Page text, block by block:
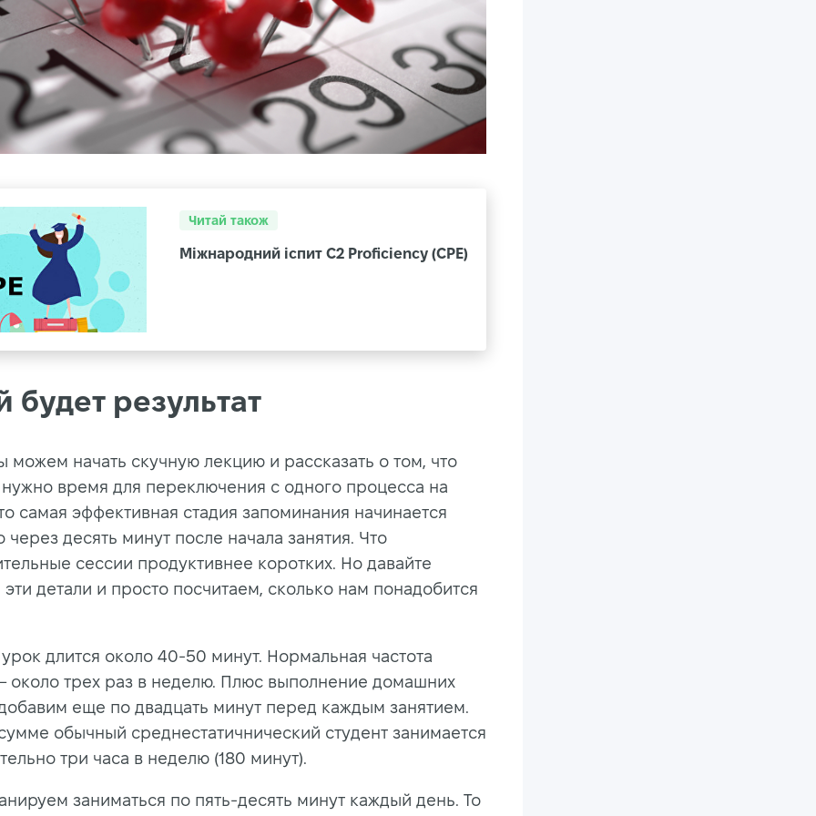
Читай також
Міжнародний іспит C2 Proficiency (CPE)
будет результат
можем начать скучную лекцию и рассказать о том, что
время для переключения с одного процесса на
самая эффективная стадия запоминания начинается
десять минут после начала занятия. Что
сессии продуктивнее коротких. Но давайте
детали и просто посчитаем, сколько нам понадобится
длится около 40-50 минут. Нормальная частота
около трех раз в неделю. Плюс выполнение домашних
еще по двадцать минут перед каждым занятием.
обычный среднестатичнический студент занимается
три часа в неделю (180 минут).
заниматься по пять-десять минут каждый день. То